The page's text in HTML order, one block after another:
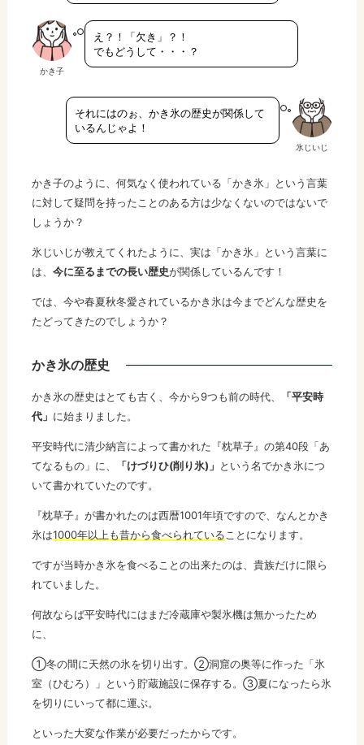
かき子
え？！「欠き」？！
でもどうして・・・？
氷じいじ
それにはのぉ、かき氷の歴史が関係して
いるんじゃよ！
かき子のように、何気なく使われている「かき氷」という言葉
に対して疑問を持ったことのある方は少なくないのではないで
しょうか？
氷じいじが教えてくれたように、実は「かき氷」という言葉に
は、 今に至るまでの長い歴史が関係しているんです！
では、今や春夏秋冬愛されているかき氷は今までどんな歴史を
たどってきたのでしょうか？
かき氷の歴史
かき氷の歴史はとても古く、今から9つも前の時代、
「平安時
代」 に始まりました。
平安時代に清少納言によって書かれた『枕草子』の第40段「あ
てなるもの」に、
「けづりひ(削り氷)」 という名でかき氷につ
いて書かれていたのです。
『枕草子』が書かれたのは西暦1001年頃ですので、なんとかき
氷は1000年以上も昔から食べられている ことになります。
ですが当時かき氷を食べることの出来たのは、貴族だけに限ら
れていました。
何故ならば平安時代にはまだ冷蔵庫や製氷機は無かったため
に、
①冬の間に天然の氷を切り出す。②洞窟の奥等に作った「氷
室（ひむろ）」という貯蔵施設に保存する。③夏になったら氷
を切りにいって都に運ぶ。
といった大変な作業が必要だったからです。